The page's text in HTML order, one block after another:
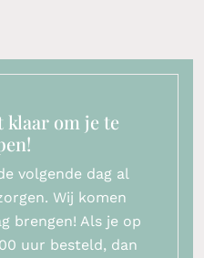
klaar om je te
volgende dag al
Wij komen
brengen! Als je op
uur besteld, dan